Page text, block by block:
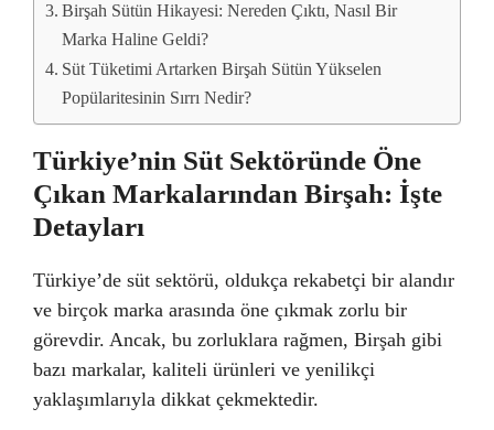
Birşah Sütün Hikayesi: Nereden Çıktı, Nasıl Bir
Marka Haline Geldi?
Süt Tüketimi Artarken Birşah Sütün Yükselen
Popülaritesinin Sırrı Nedir?
Türkiye’nin Süt Sektöründe Öne
Çıkan Markalarından Birşah: İşte
Detayları
Türkiye’de süt sektörü, oldukça rekabetçi bir alandır
ve birçok marka arasında öne çıkmak zorlu bir
görevdir. Ancak, bu zorluklara rağmen, Birşah gibi
bazı markalar, kaliteli ürünleri ve yenilikçi
yaklaşımlarıyla dikkat çekmektedir.